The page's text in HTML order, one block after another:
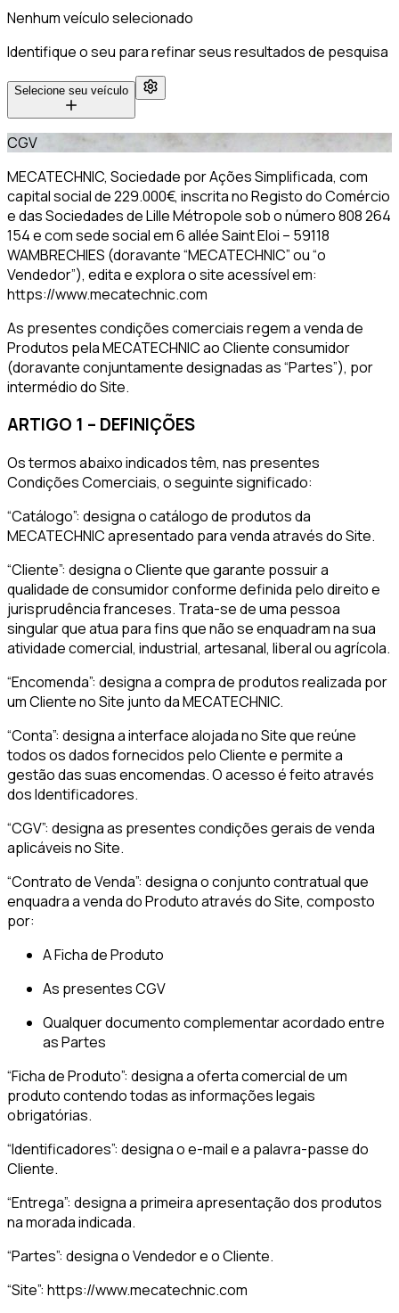
Nenhum veículo selecionado
Identifique o seu para refinar seus resultados de pesquisa
Selecione seu veículo
CGV
MECATECHNIC, Sociedade por Ações Simplificada, com
capital social de 229.000€, inscrita no Registo do Comércio
e das Sociedades de Lille Métropole sob o número 808 264
154 e com sede social em 6 allée Saint Eloi – 59118
WAMBRECHIES (doravante “MECATECHNIC” ou “o
Vendedor”), edita e explora o site acessível em:
https://www.mecatechnic.com
As presentes condições comerciais regem a venda de
Produtos pela MECATECHNIC ao Cliente consumidor
(doravante conjuntamente designadas as “Partes”), por
intermédio do Site.
ARTIGO 1 – DEFINIÇÕES
Os termos abaixo indicados têm, nas presentes
Condições Comerciais, o seguinte significado:
“Catálogo”: designa o catálogo de produtos da
MECATECHNIC apresentado para venda através do Site.
“Cliente”: designa o Cliente que garante possuir a
qualidade de consumidor conforme definida pelo direito e
jurisprudência franceses. Trata-se de uma pessoa
singular que atua para fins que não se enquadram na sua
atividade comercial, industrial, artesanal, liberal ou agrícola.
“Encomenda”: designa a compra de produtos realizada por
um Cliente no Site junto da MECATECHNIC.
“Conta”: designa a interface alojada no Site que reúne
todos os dados fornecidos pelo Cliente e permite a
gestão das suas encomendas. O acesso é feito através
dos Identificadores.
“CGV”: designa as presentes condições gerais de venda
aplicáveis no Site.
“Contrato de Venda”: designa o conjunto contratual que
enquadra a venda do Produto através do Site, composto
por:
A Ficha de Produto
As presentes CGV
Qualquer documento complementar acordado entre
as Partes
“Ficha de Produto”: designa a oferta comercial de um
produto contendo todas as informações legais
obrigatórias.
“Identificadores”: designa o e-mail e a palavra-passe do
Cliente.
“Entrega”: designa a primeira apresentação dos produtos
na morada indicada.
“Partes”: designa o Vendedor e o Cliente.
“Site”: https://www.mecatechnic.com